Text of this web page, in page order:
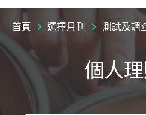
首頁 選擇月刊 測試及調
個人